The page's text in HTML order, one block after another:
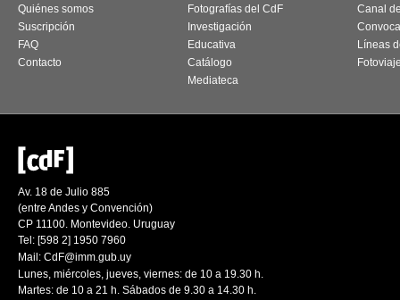
Quiénes somos
Suscripción
FAQ
Contacto
Fotografías del CdF
Investigación
Educativa
Catálogo
Mediateca
Canal
Líneas
Av. 18 de Julio 885
(entre Andes y Convención)
CP 11100. Montevideo. Uruguay
Tel: [598 2] 1950 7960
Mail: CdF@imm.gub.uy
Lunes, miércoles, jueves, viernes: de 10 a 19.30 h.
Martes: de 10 a 21 h. Sábados de 9.30 a 14.30 h.